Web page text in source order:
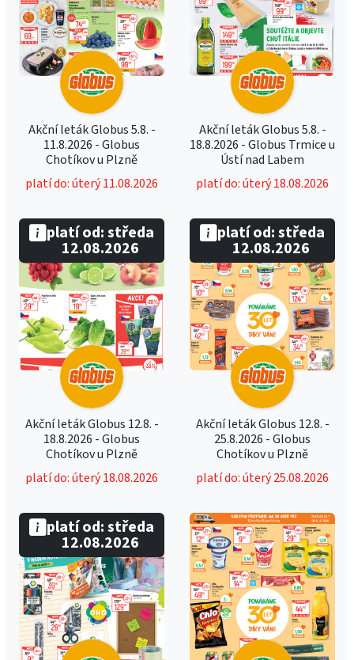
Akční leták Globus 5.8. -
11.8.2026 - Globus
Chotíkov u Plzně
platí do: úterý 11.08.2026
Akční leták Globus 5.8. -
18.8.2026 - Globus Trmice u
Ústí nad Labem
platí do: úterý 18.08.2026
Akční leták Globus 12.8. -
18.8.2026 - Globus
Chotíkov u Plzně
platí do: úterý 18.08.2026
platí od: středa
12.08.2026
Akční leták Globus 12.8. -
25.8.2026 - Globus
Chotíkov u Plzně
platí do: úterý 25.08.2026
platí od: středa
12.08.2026
platí od: středa
12.08.2026